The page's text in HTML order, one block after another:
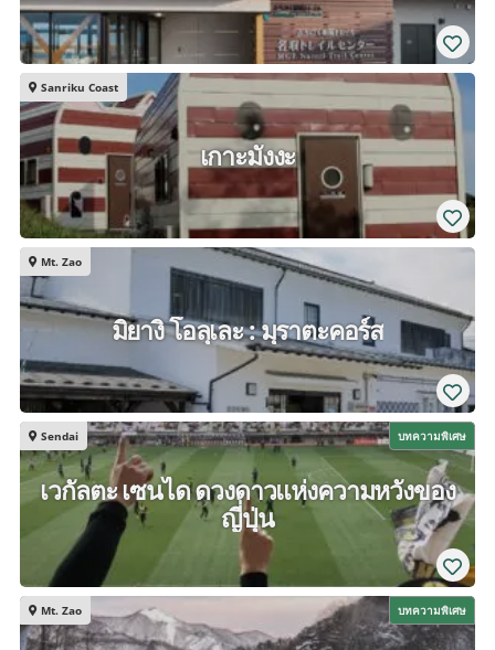
Sanriku Coast
เกาะมังงะ
Mt. Zao
มิยางิ โอลุเละ : มุราตะคอร์ส
บทความพิเศษ
Sendai
เวกัลตะ เซนได ดวงดาวแห่งความหวังของ
ญี่ปุ่น
บทความพิเศษ
Mt. Zao